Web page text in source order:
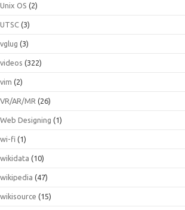
Unix OS (2)
UTSC (3)
vglug (3)
videos (322)
vim (2)
VR/AR/MR (26)
Web Designing (1)
wi-fi (1)
wikidata (10)
wikipedia (47)
wikisource (15)